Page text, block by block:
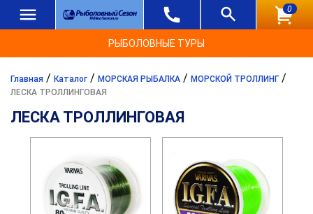
0
РЫБОЛОВНЫЕ ТУРЫ
Главная / Каталог / МОРСКАЯ РЫБАЛКА / МОРСКОЙ ТРОЛЛИНГ /
ЛЕСКА ТРОЛЛИНГОВАЯ
ЛЕСКА ТРОЛЛИНГОВАЯ